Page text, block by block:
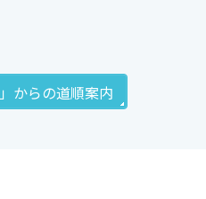
からの道順案内